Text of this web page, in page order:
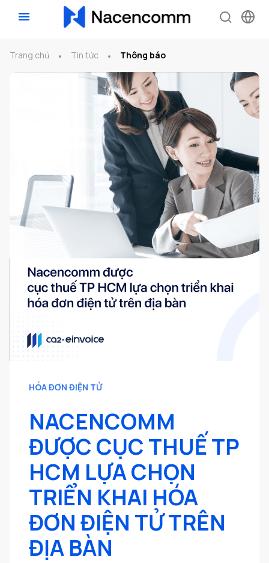
Trang chủ Tin tức Thông báo
HÓA ĐƠN ĐIỆN TỬ
NACENCOMM
ĐƯỢC CỤC THUẾ TP
HCM LỰA CHỌN
TRIỂN KHAI HÓA
ĐƠN ĐIỆN TỬ TRÊN
ĐỊA BÀN